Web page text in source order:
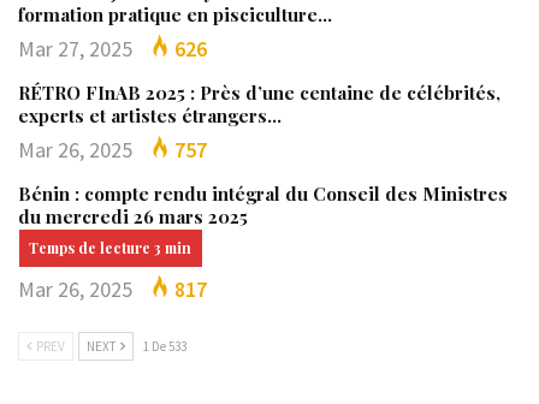
formation pratique en pisciculture…
Mar 27, 2025 626
RÉTRO FInAB 2025 : Près d’une centaine de célébrités,
experts et artistes étrangers…
Mar 26, 2025 757
Bénin : compte rendu intégral du Conseil des Ministres
du mercredi 26 mars 2025
Mar 26, 2025 817
PREV NEXT 1 De 533